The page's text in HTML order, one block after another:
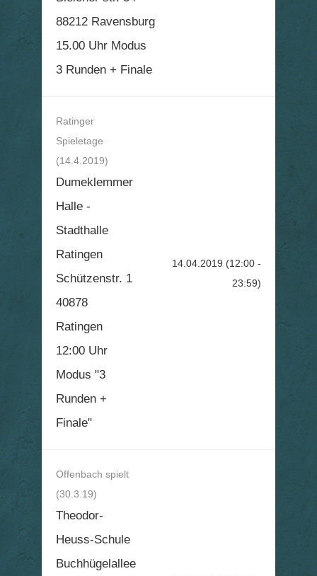
88212 Ravensburg
15.00 Uhr Modus
3 Runden + Finale
Ratinger
Spieletage
(14.4.2019)
Dumeklemmer
Halle -
Stadthalle
Ratingen
Schützenstr. 1
40878
Ratingen
12:00 Uhr
Modus "3
Runden +
Finale"
14.04.2019 (12:00 -
23:59)
Offenbach spielt
(30.3.19)
Theodor-
Heuss-Schule
Buchhügelallee